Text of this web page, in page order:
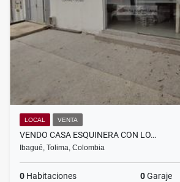
LOCAL VENTA
VENDO CASA ESQUINERA CON LO…
Ibagué, Tolima, Colombia
0 Habitaciones 0Garaje